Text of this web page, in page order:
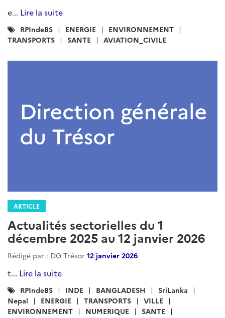
e... Lire la suite
Catégories
:
RPIndeBS ENERGIE
ENVIRONNEMENT
TRANSPORTS
SANTE AVIATION_CIVILE
ARTICLE
Actualités sectorielles du 1
décembre 2025 au 12 janvier 2026
Rédigé par : DG Trésor 12 janvier 2026
t... Lire la suite
Catégories
:
RPIndeBS INDE BANGLADESH
SriLanka
Nepal
ENERGIE TRANSPORTS
VILLE
ENVIRONNEMENT
NUMERIQUE
SANTE